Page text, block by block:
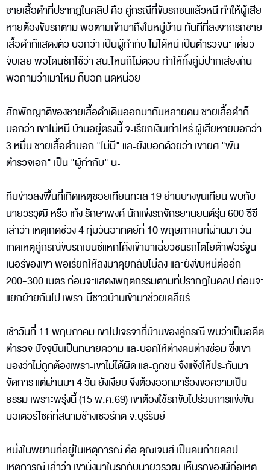
ชายเสื้อดำที่ปรากฎในคลิป คือ คู่กรณีที่ขับรถชนแล้วหนี ทำให้ผู้เสีย
หายต้องขับรถตาม พอตามเข้ามาถึงในหมู่บ้าน ทันทีที่ลงจากรถชาย
เสื้อดำก็แสดงตัว บอกว่า เป็นผู้กำกับ ไม่ได้หนี เป็นตำรวจนะ เดี๋ยว
จับเลย พอโดนซักไซ้ว่า สน.ไหนก็ไม่ตอบ ทำให้ทั้งคู่มีปากเสียงกัน
พอถามว่าเมาไหม ก็บอก นิดหน่อย
สักพักญาติของชายเสื้อดำเดินออกมากันหลายคน ชายเสื้อดำก็
บอกว่า เขาไม่หนี บ้านอยู่ตรงนี้ จะเรียกเงินเท่าไหร่ ผู้เสียหายบอกว่า
3 หมื่น ชายเสื้อดำบอก "ไม่มี" และยังบอกด้วยว่า เขายศ "พัน
ตำรวจเอก" เป็น "ผู้กำกับ" นะ
ทีมข่าวลงพื้นที่เกิดเหตุซอยเทียนทะเล 19 ย่านบางขุนเทียน พบกับ
นายวรวุฒิ หรือ เก้ง รักษาพงค์ นักแข่งรถจักรยานยนต์รุ่น 600 ซีซี
เล่าว่า เหตุเกิดช่วง 4 ทุ่มวันอาทิตย์ที่ 10 พฤษภาคมที่ผ่านมา วัน
เกิดเหตุคู่กรณีขับรถเบนซ์แหกโค้งเข้ามาเฉี่ยวชนรถโตโยต้าฟอร์จูน
เนอร์ของเขา พอเรียกให้ลงมาคุยกลับไม่ลง และยังขับหนีต่ออีก
200-300 เมตร ก่อนจะแสดงพฤติกรรมตามที่ปรากฎในคลิป ก่อนจะ
แยกย้ายกันไป เพราะมีชาวบ้านเข้ามาช่วยเคลียร์
เช้าวันที่ 11 พฤษภาคม เขาไปเจรจาที่บ้านของคู่กรณี พบว่าเป็นอดีต
ตำรวจ ปัจจุบันเป็นทนายความ และบอกให้ต่างคนต่างซ่อม ซึ่งเขา
มองว่าไม่ถูกต้องเพราะเขาไม่ได้ผิด และถูกชน จึงแจ้งให้ประกันมา
จัดการ แต่ผ่านมา 4 วัน ยังเงียบ จึงต้องออกมาร้องขอความเป็น
ธรรม เพราะพรุ่งนี้ (15 พ.ค.69) เขาต้องใช้รถขับไปร่วมการแข่งขัน
มอเตอร์ไซค์ที่สนามช้างเซอร์กิต จ.บุรีรัมย์
หนึ่งในพยานที่อยู่ในเหตุการณ์ คือ คุณเจมส์ เป็นคนถ่ายคลิป
เหตุการณ์ เล่าว่า เขานั่งมาในรถกับนายวรวุฒิ เห็นรถของผู้ก่อเหตุ